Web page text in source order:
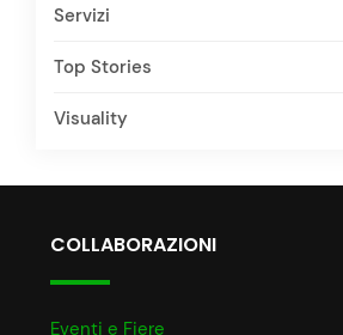
Servizi
Top Stories
Visuality
COLLABORAZIONI
Eventi e Fiere